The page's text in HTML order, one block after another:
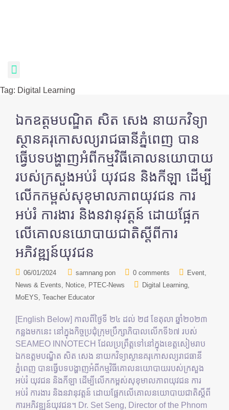
Tag: Digital Learning
ឯកឧត្តមបណ្ឌិត សិត សេង នាយកវិទ្យា
ស្ថានគរុកោសល្យរាជធានីភ្នំពេញ បាន
ធ្វើបទបង្ហាញអំពីកម្មវិធីគោលនយោបាយ
របស់ក្រសួងអប់រំ យុវជន និងកីឡា ដើម្បី
លើកកម្ពស់សុខុមាលភាពយុវជន ការ
អប់រំ ការងារ និងនវានុវត្តន៍ ដោយផ្អែក
លើគោលនយោបាយជាតិស្តីពីការ
អភិវឌ្ឍន៍យុវជន
06/01/2024 samnang pon 0 comments
Event
News & Events
Notice PTEC-News
Digital Learning
MoEYS Teacher Educator
[English Below] កាលពីថ្ងៃទី ២៤ ដល់ ២៨ ខែតុលា ឆ្នាំ២០២៣
កន្លងមកនេះ នៅក្នុងកិច្ចប្រជុំក្រុមប្រឹក្សាភិបាលលើកទី៦៧ របស់
SEAMEO INNOTECH ដែលប្រព្រឹត្តទៅនៅក្នុងខេត្តសៀមរាប
ឯកឧត្តមបណ្ឌិត សិត សេង នាយកវិទ្យាស្ថានគរុកោសល្យរាជធានី
ភ្នំពេញ បានធ្វើបទបង្ហាញអំពីកម្មវិធីគោលនយោបាយរបស់ក្រសួង
អប់រំ យុវជន និងកីឡា ដើម្បីលើកកម្ពស់សុខុមាលភាពយុវជន ការ
អប់រំ ការងារ និងនវានុវត្តន៍ ដោយផ្អែកលើគោលនយោបាយជាតិស្តីពី
ការអភិវឌ្ឍន៍យុវជន។ Dr. Set Seng, Director of the Phnom